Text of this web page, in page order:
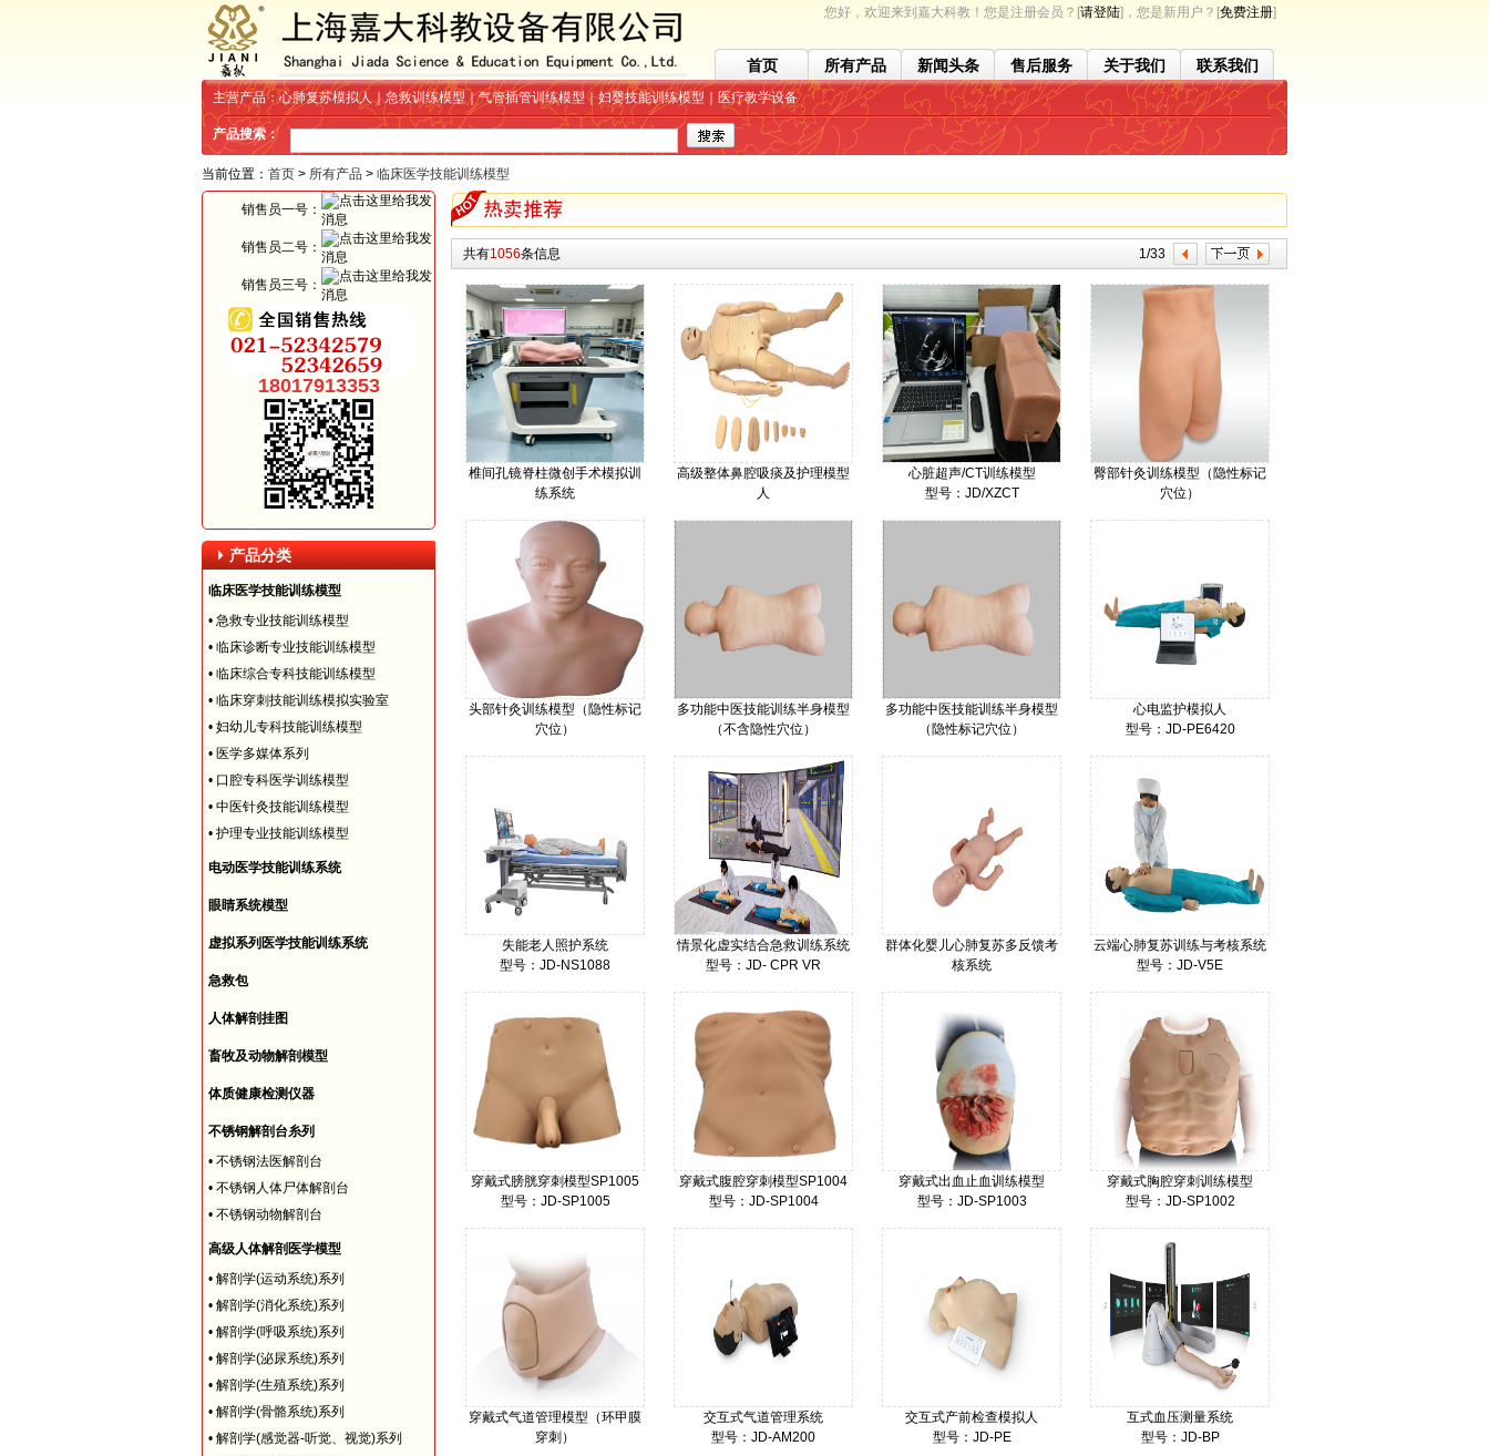
您好，欢迎来到嘉大科教！您是注册会员？[请登陆]，您是新用户？[免费注册]
首页 所有产品 新闻头条 售后服务 关于我们 联系我们
主营产品：心肺复苏模拟人｜急救训练模型｜气管插管训练模型｜妇婴技能训练模型｜医疗教学设备
产品搜索：
当前位置： 首页 > 所有产品 > 临床医学技能训练模型
共有1056条信息 1/33
椎间孔镜脊柱微创手术模拟训
练系统
高级整体鼻腔吸痰及护理模型
人
心脏超声/CT训练模型
型号：JD/XZCT
臀部针灸训练模型（隐性标记
穴位）
头部针灸训练模型（隐性标记
穴位）
多功能中医技能训练半身模型
（不含隐性穴位）
价格：
多功能中医技能训练半身模型
（隐性标记穴位）
心电监护模拟人
型号：JD-PE6420
失能老人照护系统
型号：JD-NS1088
情景化虚实结合急救训练系统
型号：JD- CPR VR
群体化婴儿心肺复苏多反馈考
核系统
云端心肺复苏训练与考核系统
型号：JD-V5E
穿戴式膀胱穿刺模型SP1005
型号：JD-SP1005
穿戴式腹腔穿刺模型SP1004
型号：JD-SP1004
穿戴式出血止血训练模型
型号：JD-SP1003
穿戴式胸腔穿刺训练模型
型号：JD-SP1002
穿戴式气道管理模型（环甲膜
穿刺）
交互式气道管理系统
型号：JD-AM200
交互式产前检查模拟人
型号：JD-PE
互式血压测量系统
型号：JD-BP
销售员一号：
销售员二号：
销售员三号：
18017913353
产品分类
临床医学技能训练模型
• 急救专业技能训练模型
• 临床诊断专业技能训练模型
• 临床综合专科技能训练模型
• 临床穿刺技能训练模拟实验室
• 妇幼儿专科技能训练模型
• 医学多媒体系列
• 口腔专科医学训练模型
• 中医针灸技能训练模型
• 护理专业技能训练模型
电动医学技能训练系统
眼睛系统模型
虚拟系列医学技能训练系统
急救包
人体解剖挂图
畜牧及动物解剖模型
体质健康检测仪器
不锈钢解剖台糸列
• 不锈钢法医解剖台
• 不锈钢人体尸体解剖台
• 不锈钢动物解剖台
高级人体解剖医学模型
• 解剖学(运动系统)系列
• 解剖学(消化系统)系列
• 解剖学(呼吸系统)系列
• 解剖学(泌尿系统)系列
• 解剖学(生殖系统)系列
• 解剖学(骨骼系统)系列
• 解剖学(感觉器-听觉、视觉)系列